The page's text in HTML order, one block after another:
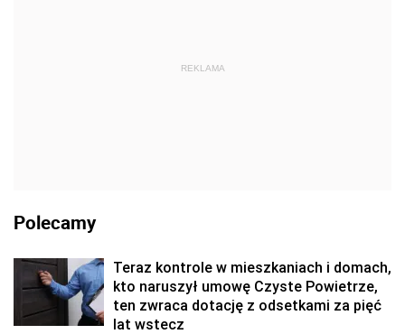
REKLAMA
Polecamy
Teraz kontrole w mieszkaniach i domach,
kto naruszył umowę Czyste Powietrze,
ten zwraca dotację z odsetkami za pięć
lat wstecz